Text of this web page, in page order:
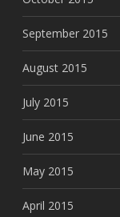
September 2015
August 2015
July 2015
June 2015
May 2015
April 2015